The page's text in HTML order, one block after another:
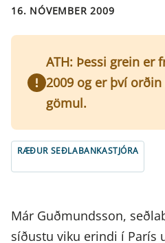
16. NÓVEMBER 2009
ATH: Þessi grein er
2009 og er því
gömul.
RÆÐUR SEÐLABANKASTJÓRA
Már Guðmundsson,
síðustu viku erindi í París